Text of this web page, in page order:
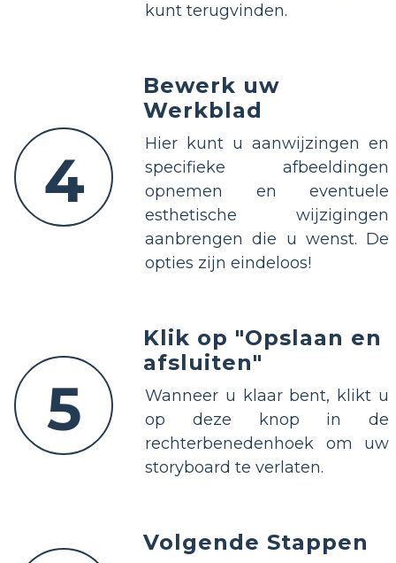
kunt terugvinden.
4
Bewerk uw
Werkblad
Hier kunt u aanwijzingen en
specifieke afbeeldingen
opnemen en eventuele
esthetische wijzigingen
aanbrengen die u wenst. De
opties zijn eindeloos!
5
Klik op "Opslaan en
afsluiten"
Wanneer u klaar bent, klikt u
op deze knop in de
rechterbenedenhoek om uw
storyboard te verlaten.
Volgende Stappen